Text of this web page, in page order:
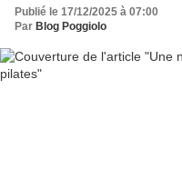
Publié le 17/12/2025 à 07:00
Par Blog Poggiolo